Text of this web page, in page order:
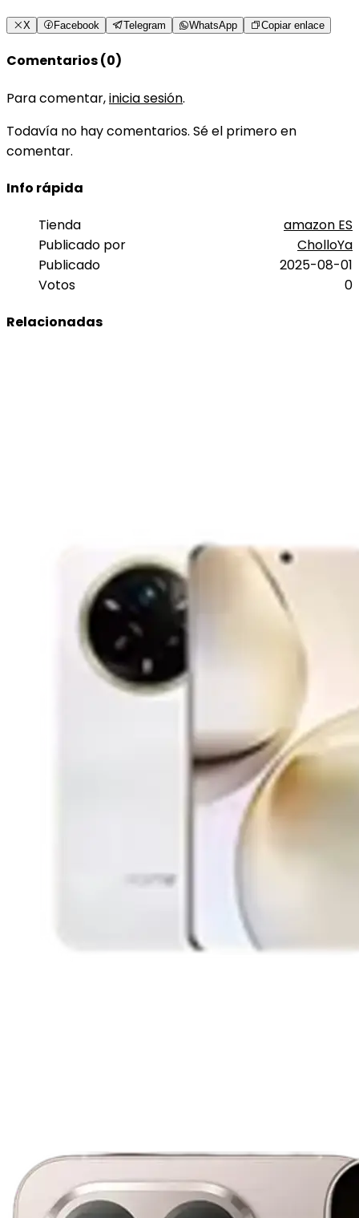
X Facebook Telegram WhatsApp Copiar enlace
Comentarios (0)
Para comentar,inicia sesión.
Todavía no hay comentarios. Sé el primero en
comentar.
Info rápida
Tienda
amazon ES
Publicado por
CholloYa
Publicado
2025-08-01
Votos
0
Relacionadas